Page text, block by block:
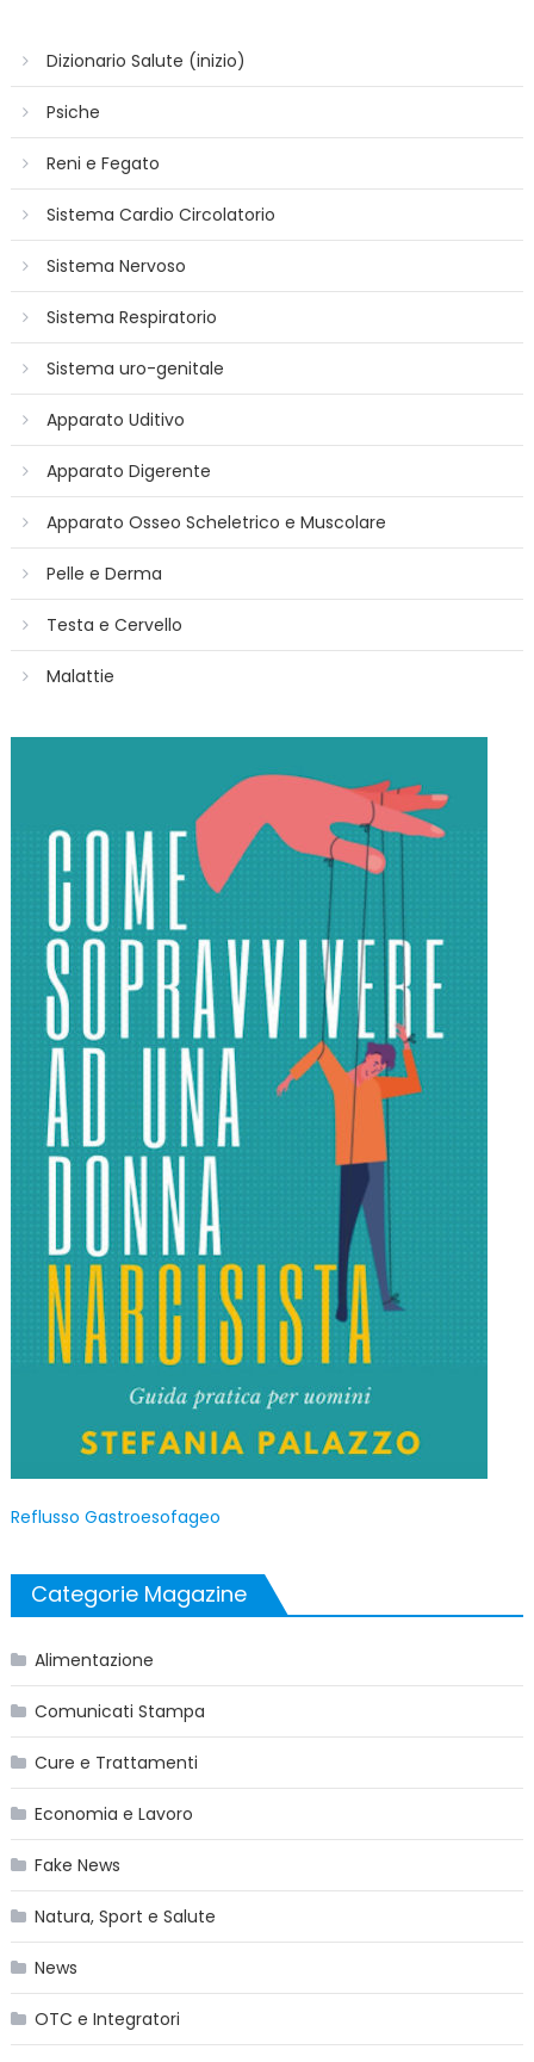
Dizionario Salute (inizio)
Psiche
Reni e Fegato
Sistema Cardio Circolatorio
Sistema Nervoso
Sistema Respiratorio
Sistema uro-genitale
Apparato Uditivo
Apparato Digerente
Apparato Osseo Scheletrico e Muscolare
Pelle e Derma
Testa e Cervello
Malattie
Reflusso Gastroesofageo
Categorie Magazine
Alimentazione
Comunicati Stampa
Cure e Trattamenti
Economia e Lavoro
Fake News
Natura, Sport e Salute
News
OTC e Integratori